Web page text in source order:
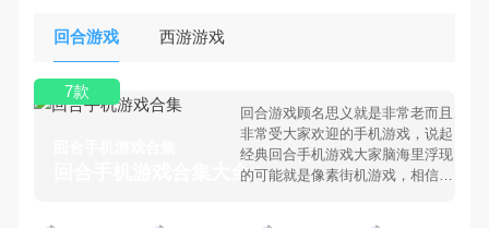
回合游戏 西游游戏
回合手机游戏合集大全 >
回合游戏顾名思义就是非常老而且
非常受大家欢迎的手机游戏，说起
经典回合手机游戏大家脑海里浮现
的可能就是像素街机游戏，相信很
7款